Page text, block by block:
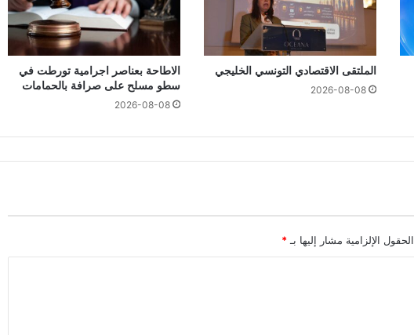
الملتقى الاقتصادي التونسي الخليجي
2026-08-08
الاطاحة بعناصر اجرامية تورطت في
سطو مسلح على صرافة بالحمامات
2026-08-08
الحقول الإلزامية مشار إليها بـ *